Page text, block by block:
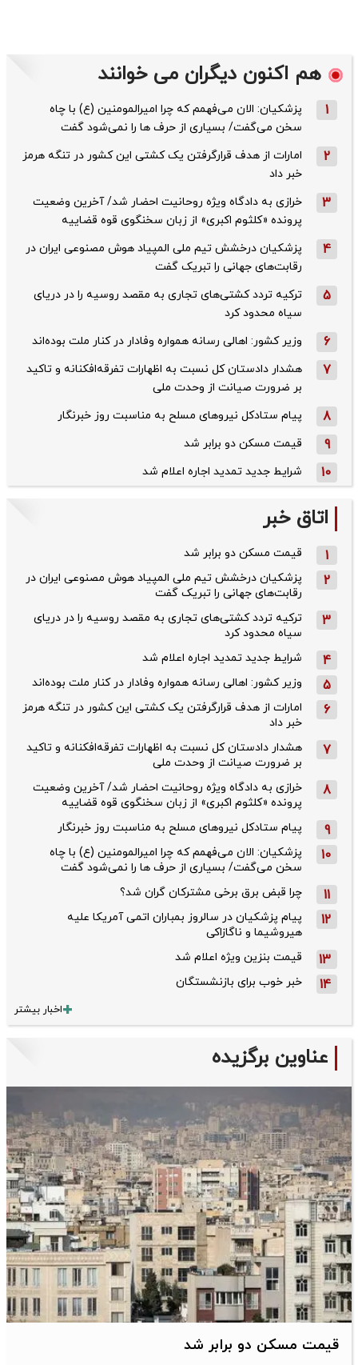
هم اکنون دیگران می خوانند
1
پزشکیان: الان می‌فهمم که چرا امیرالمومنین (ع) با چاه
سخن می‌گفت/ بسیاری از حرف ها را نمی‌شود گفت
2
امارات از هدف قرارگرفتن یک کشتی این کشور در تنگه هرمز
خبر داد
3
خرازی به دادگاه ویژه روحانیت احضار شد/ آخرین وضعیت
پرونده «کلثوم اکبری» از زبان سخنگوی قوه قضاییه
4
پزشکیان درخشش تیم ملی المپیاد هوش مصنوعی ایران در
رقابت‌های جهانی را تبریک گفت
5
ترکیه تردد کشتی‌های تجاری به مقصد روسیه را در دریای
سیاه محدود کرد
6 وزیر کشور: اهالی رسانه همواره وفادار در کنار ملت بوده‌اند
7
هشدار دادستان کل نسبت به اظهارات تفرقه‌افکنانه و تاکید
بر ضرورت صیانت از وحدت ملی
8 پیام ستادکل نیروهای مسلح به مناسبت روز خبرنگار
9 قیمت مسکن دو برابر شد
10 شرایط جدید تمدید اجاره اعلام شد
اتاق خبر
1 قیمت مسکن دو برابر شد
2
پزشکیان درخشش تیم ملی المپیاد هوش مصنوعی ایران در
رقابت‌های جهانی را تبریک گفت
3
ترکیه تردد کشتی‌های تجاری به مقصد روسیه را در دریای
سیاه محدود کرد
4 شرایط جدید تمدید اجاره اعلام شد
5 وزیر کشور: اهالی رسانه همواره وفادار در کنار ملت بوده‌اند
6
امارات از هدف قرارگرفتن یک کشتی این کشور در تنگه هرمز
خبر داد
7
هشدار دادستان کل نسبت به اظهارات تفرقه‌افکنانه و تاکید
بر ضرورت صیانت از وحدت ملی
8
خرازی به دادگاه ویژه روحانیت احضار شد/ آخرین وضعیت
پرونده «کلثوم اکبری» از زبان سخنگوی قوه قضاییه
9 پیام ستادکل نیروهای مسلح به مناسبت روز خبرنگار
10
پزشکیان: الان می‌فهمم که چرا امیرالمومنین (ع) با چاه
سخن می‌گفت/ بسیاری از حرف ها را نمی‌شود گفت
11 چرا قبض برق برخی مشترکان گران شد؟
12
پیام پزشکیان در سالروز بمباران اتمی آمریکا علیه
هیروشیما و ناگازاکی
13 قیمت بنزین ویژه اعلام شد
14 خبر خوب برای بازنشستگان
اخبار بیشتر
عناوین برگزیده
قیمت مسکن دو برابر شد